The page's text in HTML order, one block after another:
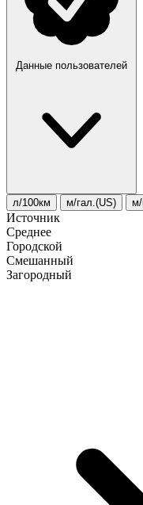
Данные пользователей
л/100км м/гал.(US) м/
Источник
Среднее
Городской
Смешанный
Загородный